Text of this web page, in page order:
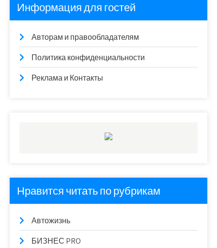
Информация для гостей
Авторам и правообладателям
Политика конфиденциальности
Реклама и Контакты
Нравится читать по рубрикам
Автожизнь
БИЗНЕС PRO